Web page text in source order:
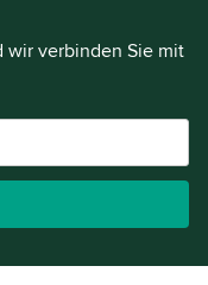
wir verbinden Sie mit